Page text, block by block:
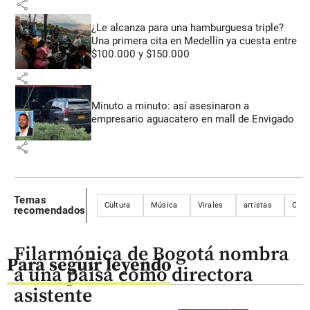
share
¿Le alcanza para una hamburguesa triple?
Una primera cita en Medellín ya cuesta entre
$100.000 y $150.000
share
Minuto a minuto: así asesinaron a
empresario aguacatero en mall de Envigado
share
Temas
recomendados
Cultura Música Virales artistas
Para seguir leyendo
Filarmónica de Bogotá nombra
a una paisa como directora
asistente